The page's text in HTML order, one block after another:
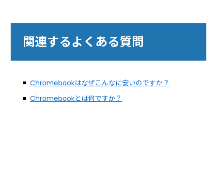
関連するよくある質問
Chromebookはなぜこんなに安いのですか？
Chromebookとは何ですか？